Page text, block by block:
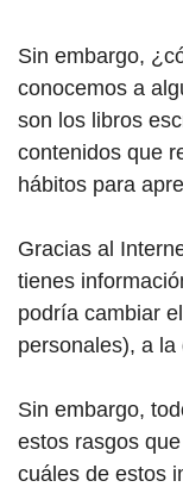
Sin embargo,
conocemos a
son los libros
contenidos que
hábitos para
Gracias al
tienes
podría cambiar
personales), a
Sin embargo,
estos rasgos
cuáles de estos